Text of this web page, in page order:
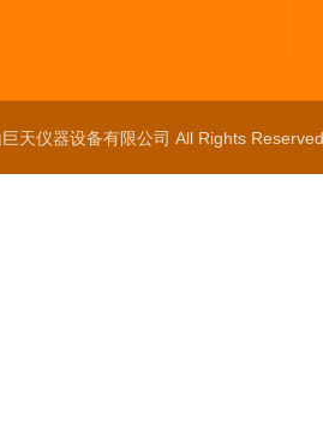
巨天仪器设备有限公司 All Rights